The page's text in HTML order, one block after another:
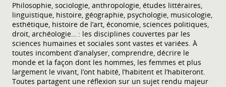
Philosophie, sociologie, anthropologie, études littéraires,
linguistique, histoire, géographie, psychologie, musicologie,
esthétique, histoire de l’art, économie, sciences politiques,
droit, archéologie… : les disciplines couvertes par les
sciences humaines et sociales sont vastes et variées. À
toutes incombent d’analyser, comprendre, décrire le
monde et la façon dont les hommes, les femmes et plus
largement le vivant, l’ont habité, l’habitent et l’habiteront.
Toutes partagent une réflexion sur un sujet rendu majeur